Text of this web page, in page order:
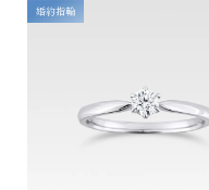
婚約指輪